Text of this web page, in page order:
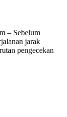
– Sebelum
jarak
pengecekan